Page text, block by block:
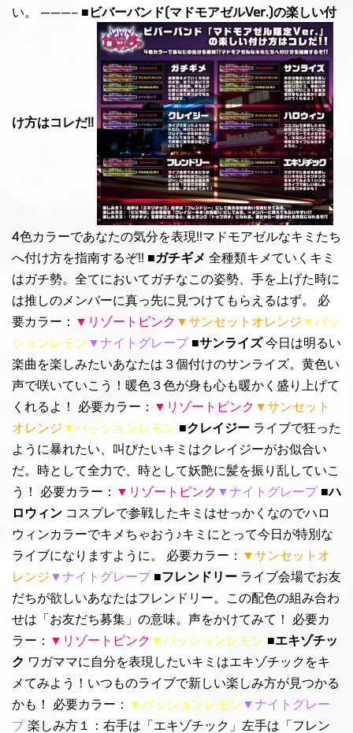
い。 ———– ■ビバーバンド(マドモアゼルVer.)の楽しい付
け方はコレだ!!
4色カラーであなたの気分を表現!!マドモアゼルなキミたち
へ付け方を指南するぞ!! ■ガチギメ 全種類キメていくキミ
はガチ勢。全てにおいてガチなこの姿勢、手を上げた時に
は推しのメンバーに真っ先に見つけてもらえるはず。 必
要カラー： ▼リゾートピンク ▼サンセットオレンジ ▼パッ
ションレモン ▼ナイトグレープ ■サンライズ今日は明るい
楽曲を楽しみたいあなたは３個付けのサンライズ。黄色い
声で咲いていこう！暖色３色が身も心も暖かく盛り上げて
くれるよ！ 必要カラー： ▼リゾートピンク ▼サンセット
オレンジ ▼パッションレモン ■クレイジー ライブで狂った
ように暴れたい、叫びたいキミはクレイジーがお似合い
だ。時として全力で、時として妖艶に髪を振り乱していこ
う！ 必要カラー： ▼リゾートピンク ▼ナイトグレープ ■ハ
ロウィン コスプレで参戦したキミはせっかくなのでハロ
ウィンカラーでキメちゃおう♪キミにとって今日が特別な
ライブになりますように。 必要カラー： ▼サンセットオ
レンジ ▼ナイトグレープ ■フレンドリー ライブ会場でお友
だちが欲しいあなたはフレンドリー。この配色の組み合わ
せは「お友だち募集」の意味。声をかけてみて！ 必要カ
ラー： ▼リゾートピンク ▼パッションレモン ■エキゾチッ
ク ワガママに自分を表現したいキミはエキゾチックをキ
メてみよう！いつものライブで新しい楽しみ方が見つかる
かも！ 必要カラー： ▼パッションレモン ▼ナイトグレー
プ楽しみ方１：右手は「エキゾチック」左手は「フレン